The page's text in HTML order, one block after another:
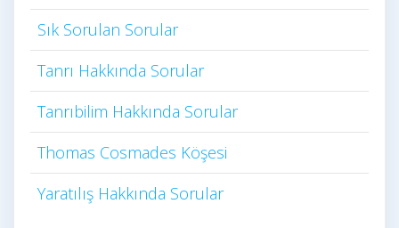
Sık Sorulan Sorular
Tanrı Hakkında Sorular
Tanrıbilim Hakkında Sorular
Thomas Cosmades Köşesi
Yaratılış Hakkında Sorular